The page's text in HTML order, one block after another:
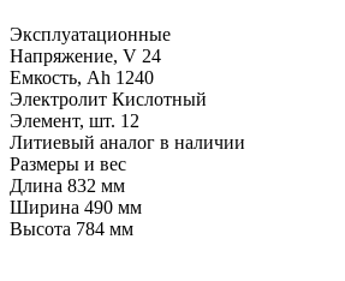
Эксплуатационные
Напряжение, V 24
Емкость, Ah 1240
Электролит Кислотный
Элемент, шт. 12
Литиевый аналог в наличии
Размеры и вес
Длина 832 мм
Ширина 490 мм
Высота 784 мм